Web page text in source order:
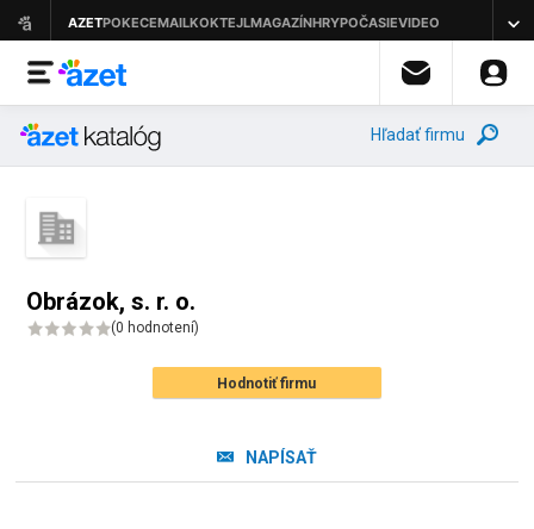
Hľadať firmu
Obrázok, s. r. o.
(0 hodnotení)
Hodnotiť firmu
NAPÍSAŤ